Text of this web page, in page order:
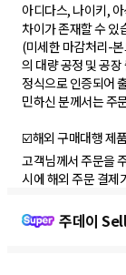
아디다스, 나이키,
차이가 존재할 수 있
(미세한 마감처리-
의 대량 공정 및 공
정식으로 인증되어
민하신 분께서는 주
☑️해외 구매대행 제
고객님께서 주문을
시에 해외 주문 결제
주데이